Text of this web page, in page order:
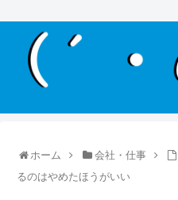
ホーム 会社・仕事
るのはやめたほうがいい